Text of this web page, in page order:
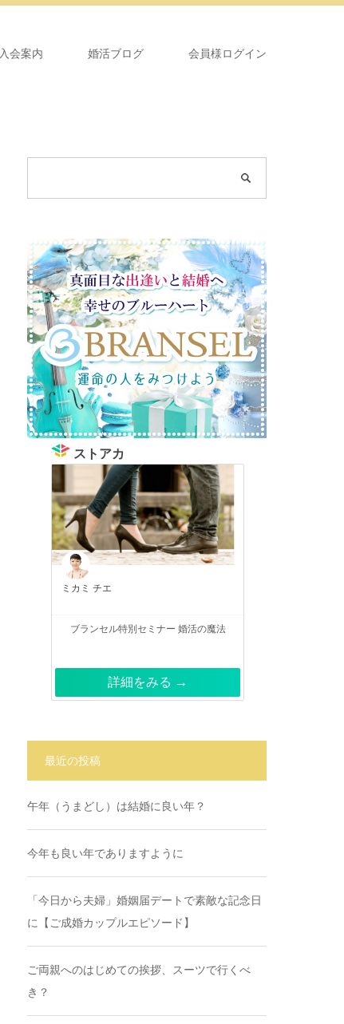
入会案内 婚活ブログ 会員様ログイン
ストアカ
ミカミ チエ
ブランセル特別セミナー 婚活の魔法
詳細をみる →
最近の投稿
午年（うまどし）は結婚に良い年？
今年も良い年でありますように
「今日から夫婦」婚姻届デートで素敵な記念日
に【ご成婚カップルエピソード】
ご両親へのはじめての挨拶、スーツで行くべ
き？